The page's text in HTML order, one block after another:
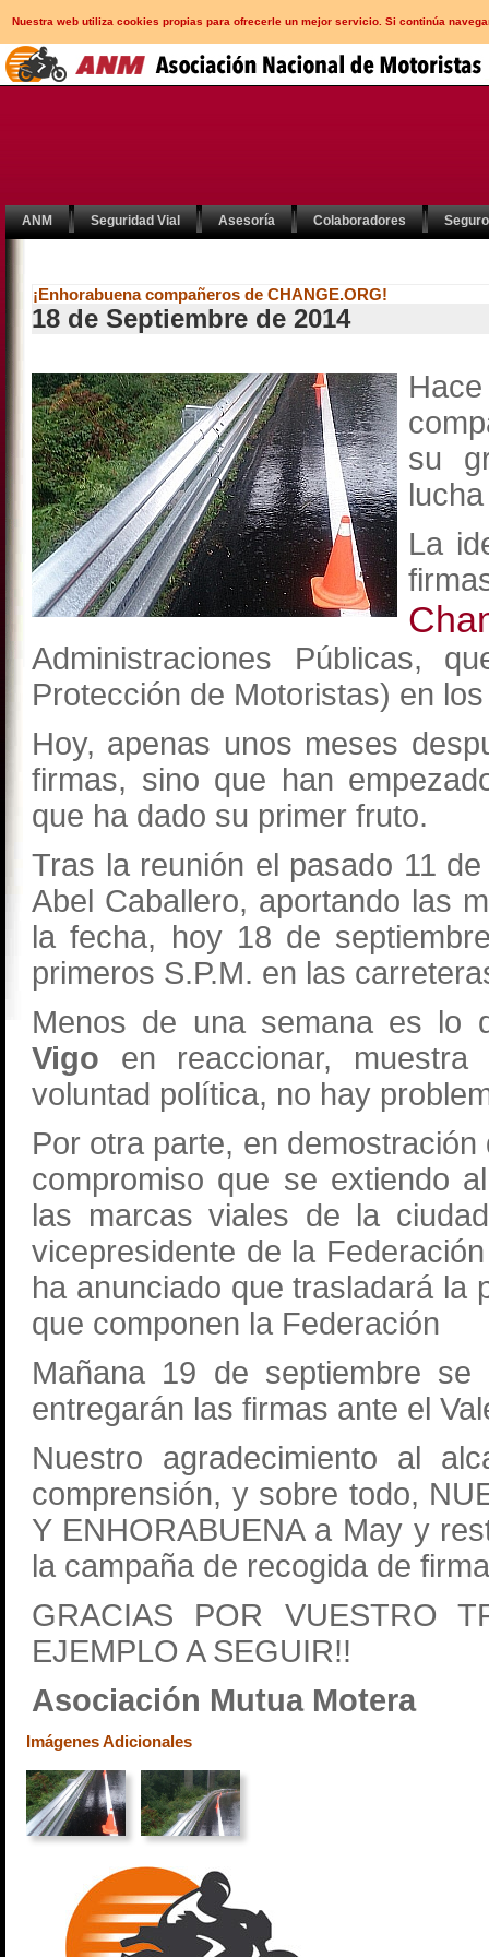
Nuestra web utiliza cookies propias para ofrecerle un mejor servicio. Si continúa
ANM Seguridad Vial Asesoría Colaboradores
¡Enhorabuena compañeros de CHANGE.ORG!
18 de Septiembre de 2014
su
La
Administraciones Públicas,
Protección de Motoristas) en
Hoy, apenas unos meses
firmas, sino que han
que ha dado su primer fruto.
Tras la reunión el pasado 11
Abel Caballero, aportando las
la fecha, hoy 18 de
primeros S.P.M. en las
Menos de una semana es lo
Vigo en reaccionar,
voluntad política, no hay
Por otra parte, en
compromiso que se extiendo
las marcas viales de la
vicepresidente de la
ha anunciado que trasladará la
que componen la Federación
Mañana 19 de septiembre
entregarán las firmas ante el
Nuestro agradecimiento al
comprensión, y sobre todo,
Y ENHORABUENA a May y
la campaña de recogida de
GRACIAS POR VUESTRO
EJEMPLO A SEGUIR!!
Asociación Mutua Motera
Imágenes Adicionales